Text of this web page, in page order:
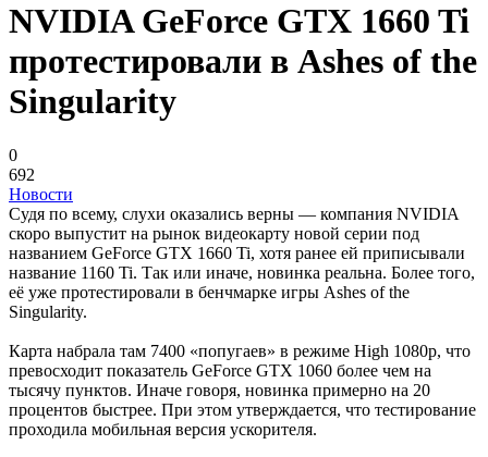
NVIDIA GeForce GTX 1660 Ti
протестировали в Ashes of the
Singularity
0
692
Новости
Судя по всему, слухи оказались верны — компания NVIDIA
скоро выпустит на рынок видеокарту новой серии под
названием GeForce GTX 1660 Ti, хотя ранее ей приписывали
название 1160 Ti. Так или иначе, новинка реальна. Более того,
её уже протестировали в бенчмарке игры Ashes of the
Singularity.
Карта набрала там 7400 «попугаев» в режиме High 1080p, что
превосходит показатель GeForce GTX 1060 более чем на
тысячу пунктов. Иначе говоря, новинка примерно на 20
процентов быстрее. При этом утверждается, что тестирование
проходила мобильная версия ускорителя.